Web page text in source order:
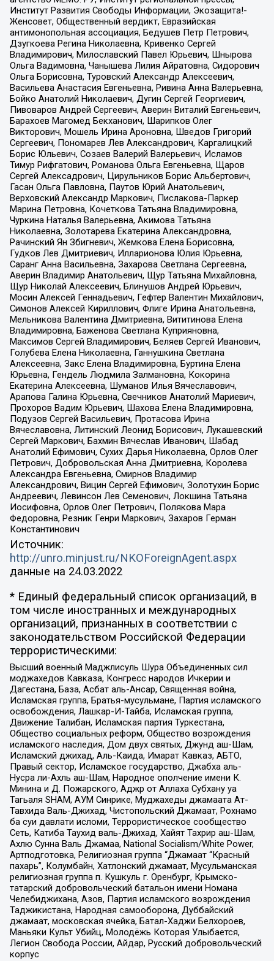
Институт Развития Свободы Информации, Экозащита!-
Женсовет, Общественный вердикт, Евразийская
антимонопольная ассоциация, Бедушев Петр Петрович,
Дзугкоева Регина Николаевна, Кривенко Сергей
Владимирович, Милославский Павел Юрьевич, Шнырова
Ольга Вадимовна, Чанышева Лилия Айратовна, Сидорович
Ольга Борисовна, Туровский Александр Алексеевич,
Васильева Анастасия Евгеньевна, Ривина Анна Валерьевна,
Бойко Анатолий Николаевич, Дугин Сергей Георгиевич,
Пивоваров Андрей Сергеевич, Аверин Виталий Евгеньевич,
Барахоев Магомед Бекханович, Шарипков Олег
Викторович, Мошель Ирина Ароновна, Шведов Григорий
Сергеевич, Пономарев Лев Александрович, Каргалицкий
Борис Юльевич, Созаев Валерий Валерьевич, Исламов
Тимур Рифгатович, Романова Ольга Евгеньевна, Щаров
Сергей Алексадрович, Цирульников Борис Альбертович,
Гасан Ольга Павловна, Паутов Юрий Анатольевич,
Верховский Александр Маркович, Пислакова-Паркер
Марина Петровна, Кочеткова Татьяна Владимировна,
Чуркина Наталья Валерьевна, Акимова Татьяна
Николаевна, Золотарева Екатерина Александровна,
Рачинский Ян Збигневич, Жемкова Елена Борисовна,
Гудков Лев Дмитриевич, Илларионова Юлия Юрьевна,
Саранг Анна Васильевна, Захарова Светлана Сергеевна,
Аверин Владимир Анатольевич, Щур Татьяна Михайловна,
Щур Николай Алексеевич, Блинушов Андрей Юрьевич,
Мосин Алексей Геннадьевич, Гефтер Валентин Михайлович,
Симонов Алексей Кириллович, Флиге Ирина Анатольевна,
Мельникова Валентина Дмитриевна, Вититинова Елена
Владимировна, Баженова Светлана Куприяновна,
Максимов Сергей Владимирович, Беляев Сергей Иванович,
Голубева Елена Николаевна, Ганнушкина Светлана
Алексеевна, Закс Елена Владимировна, Буртина Елена
Юрьевна, Гендель Людмила Залмановна, Кокорина
Екатерина Алексеевна, Шуманов Илья Вячеславович,
Арапова Галина Юрьевна, Свечников Анатолий Мариевич,
Прохоров Вадим Юрьевич, Шахова Елена Владимировна,
Подузов Сергей Васильевич, Протасова Ирина
Вячеславовна, Литинский Леонид Борисович, Лукашевский
Сергей Маркович, Бахмин Вячеслав Иванович, Шабад
Анатолий Ефимович, Сухих Дарья Николаевна, Орлов Олег
Петрович, Добровольская Анна Дмитриевна, Королева
Александра Евгеньевна, Смирнов Владимир
Александрович, Вицин Сергей Ефимович, Золотухин Борис
Андреевич, Левинсон Лев Семенович, Локшина Татьяна
Иосифовна, Орлов Олег Петрович, Полякова Мара
Федоровна, Резник Генри Маркович, Захаров Герман
Константинович
Источник:
http://unro.minjust.ru/NKOForeignAgent.aspx
данные на 24.03.2022
* Единый федеральный список организаций, в
том числе иностранных и международных
организаций, признанных в соответствии с
законодательством Российской Федерации
террористическими:
Высший военный Маджлисуль Шура Объединенных сил
моджахедов Кавказа, Конгресс народов Ичкерии и
Дагестана, База, Асбат аль-Ансар, Священная война,
Исламская группа, Братья-мусульмане, Партия исламского
освобождения, Лашкар-И-Тайба, Исламская группа,
Движение Талибан, Исламская партия Туркестана,
Общество социальных реформ, Общество возрождения
исламского наследия, Дом двух святых, Джунд аш-Шам,
Исламский джихад, Аль-Каида, Имарат Кавказ, АБТО,
Правый сектор, Исламское государство, Джабха аль-
Нусра ли-Ахль аш-Шам, Народное ополчение имени К.
Минина и Д. Пожарского, Аджр от Аллаха Субхану уа
Тагьаля SHAM, АУМ Синрике, Муджахеды джамаата Ат-
Тавхида Валь-Джихад, Чистопольский Джамаат, Рохнамо
ба суи давлати исломи, Террористическое сообщество
Сеть, Катиба Таухид валь-Джихад, Хайят Тахрир аш-Шам,
Ахлю Сунна Валь Джамаа, National Socialism/White Power,
Артподготовка, Религиозная группа “Джамаат “Красный
пахарь”, Колумбайн, Хатлонский джамаат, Мусульманская
религиозная группа п. Кушкуль г. Оренбург, Крымско-
татарский добровольческий батальон имени Номана
Челебиджихана, Азов, Партия исламского возрождения
Таджикистана, Народная самооборона, Дуббайский
джамаат, московская ячейка, Батал-Хаджи Белхороев,
Маньяки Культ Убийц, Молодёжь Которая Улыбается,
Легион Свобода России, Айдар, Русский добровольческий
корпус